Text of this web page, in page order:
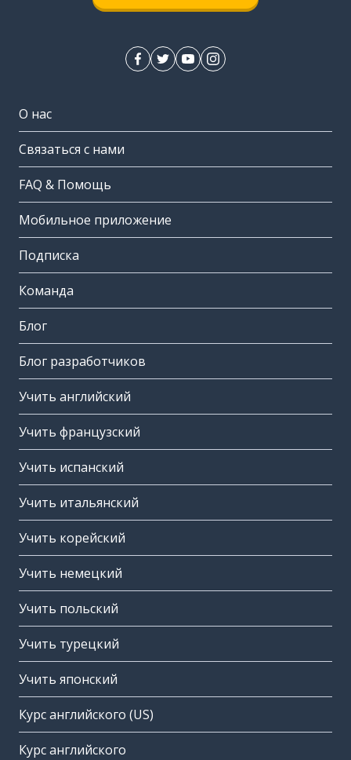
О нас
Связаться с нами
FAQ & Помощь
Мобильное приложение
Подписка
Команда
Блог
Блог разработчиков
Учить английский
Учить французский
Учить испанский
Учить итальянский
Учить корейский
Учить немецкий
Учить польский
Учить турецкий
Учить японский
Курс английского (US)
Курс английского